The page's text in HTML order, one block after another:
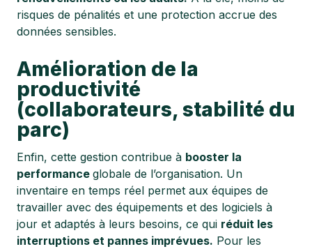
risques de pénalités et une protection accrue des
données sensibles.
Amélioration de la
productivité
(collaborateurs, stabilité du
parc)
Enfin, cette gestion contribue à booster la
performance globale de l’organisation. Un
inventaire en temps réel permet aux équipes de
travailler avec des équipements et des logiciels à
jour et adaptés à leurs besoins, ce qui réduit les
interruptions et pannes imprévues. Pour les